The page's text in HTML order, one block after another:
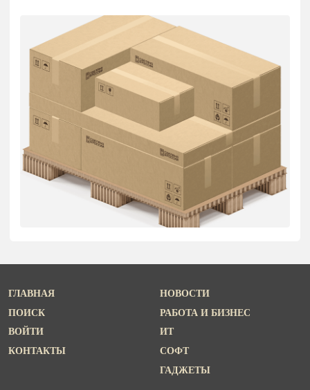
ГЛАВНАЯ
ПОИСК
ВОЙТИ
КОНТАКТЫ
НОВОСТИ
РАБОТА И БИЗНЕС
ИТ
СОФТ
ГАДЖЕТЫ